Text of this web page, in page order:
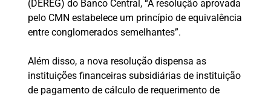
(DEREG) do Banco Central, “A resolução aprovada
pelo CMN estabelece um princípio de equivalência
entre conglomerados semelhantes”.
Além disso, a nova resolução dispensa as
instituições financeiras subsidiárias de instituição
de pagamento de cálculo de requerimento de